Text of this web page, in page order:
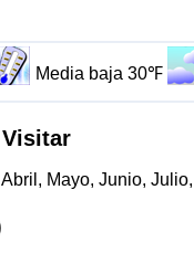
Media baja 30℉
Visitar
Mayo, Junio,